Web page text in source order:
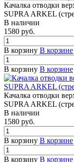
Качалка отводки
SUPRA ARKEL
В наличии
1580 руб.
В корзину В корзине
В корзину В корзине
Качалка отводки
SUPRA ARKEL
В наличии
1580 руб.
В корзину В корзине
В корзину В корзине